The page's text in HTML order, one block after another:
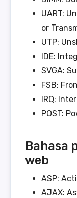
UART:
or
UTP:
IDE:
SVGA:
FSB:
IRQ:
POST:
Bahasa
web
ASP:
AJAX: